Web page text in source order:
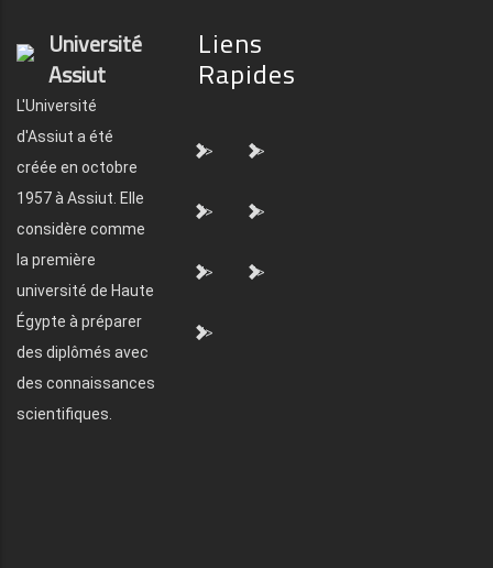
Université
Assiut
L'Université
d'Assiut a été
créée en octobre
1957 à Assiut. Elle
considère comme
la première
université de Haute
Égypte à préparer
des diplômés avec
des connaissances
scientifiques.
Liens
Rapides
"> ">
"> ">
"> ">
">